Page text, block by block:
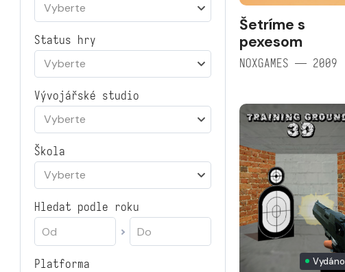
Vyberte
Status hry
Vyberte
Vývojářské studio
Vyberte
Škola
Vyberte
Hledat podle roku
Platforma
Šetríme s
pexesom
NOXGAMES — 2009
Vydáno